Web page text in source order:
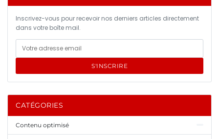
Inscrivez-vous pour recevoir nos derniers articles directement
dans votre boîte mail.
S'INSCRIRE
CATÉGORIES
Contenu optimisé